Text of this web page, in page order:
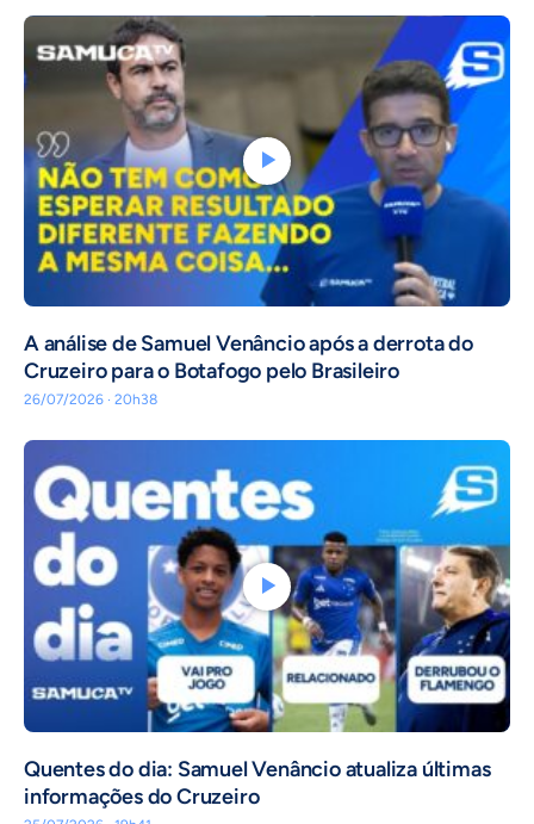
A análise de Samuel Venâncio após a derrota do
Cruzeiro para o Botafogo pelo Brasileiro
26/07/2026 · 20h38
Quentes do dia: Samuel Venâncio atualiza últimas
informações do Cruzeiro